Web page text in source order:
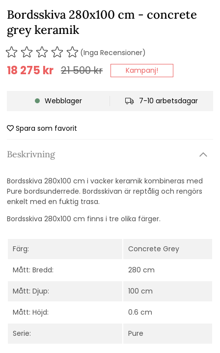
Bordsskiva 280x100 cm - concrete
grey keramik
(Inga Recensioner)
21 500kr
18 275 kr Kampanj!
Webblager 7-10 arbetsdagar
Spara som favorit
Beskrivning
Bordsskiva 280x100 cm i vacker keramik kombineras med
Pure bordsunderrede. Bordsskivan är reptålig och rengörs
enkelt med en fuktig trasa.
Bordsskiva 280x100 cm finns i tre olika färger.
Färg: Concrete Grey
Mått: Bredd: 280 cm
Mått: Djup: 100 cm
Mått: Höjd: 0.6 cm
Serie: Pure